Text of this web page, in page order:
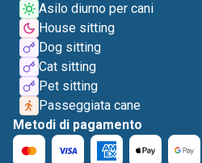
Asilo diurno per cani
House sitting
Dog sitting
Cat sitting
Pet sitting
Passeggiata cane
Metodi di pagamento